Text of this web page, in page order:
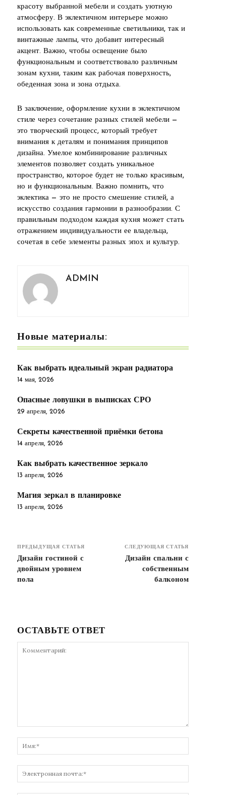
красоту выбранной мебели и создать уютную
атмосферу. В эклектичном интерьере можно
использовать как современные светильники, так и
винтажные лампы, что добавит интересный
акцент. Важно, чтобы освещение было
функциональным и соответствовало различным
зонам кухни, таким как рабочая поверхность,
обеденная зона и зона отдыха.
В заключение, оформление кухни в эклектичном
стиле через сочетание разных стилей мебели —
это творческий процесс, который требует
внимания к деталям и понимания принципов
дизайна. Умелое комбинирование различных
элементов позволяет создать уникальное
пространство, которое будет не только красивым,
но и функциональным. Важно помнить, что
эклектика — это не просто смешение стилей, а
искусство создания гармонии в разнообразии. С
правильным подходом каждая кухня может стать
отражением индивидуальности ее владельца,
сочетая в себе элементы разных эпох и культур.
ADMIN
Новые материалы:
Как выбрать идеальный экран радиатора
14 мая, 2026
Опасные ловушки в выписках СРО
29 апреля, 2026
Секреты качественной приёмки бетона
14 апреля, 2026
Как выбрать качественное зеркало
13 апреля, 2026
Магия зеркал в планировке
13 апреля, 2026
ПРЕДЫДУЩАЯ СТАТЬЯ
Дизайн гостиной с
двойным уровнем
пола
СЛЕДУЮЩАЯ СТАТЬЯ
Дизайн спальни с
собственным
балконом
ОСТАВЬТЕ ОТВЕТ
почта:*